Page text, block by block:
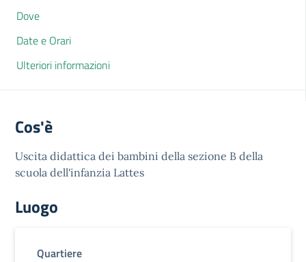
Dove
Date e Orari
Ulteriori informazioni
Cos'è
Uscita didattica dei bambini della sezione B della
scuola dell'infanzia Lattes
Luogo
Quartiere